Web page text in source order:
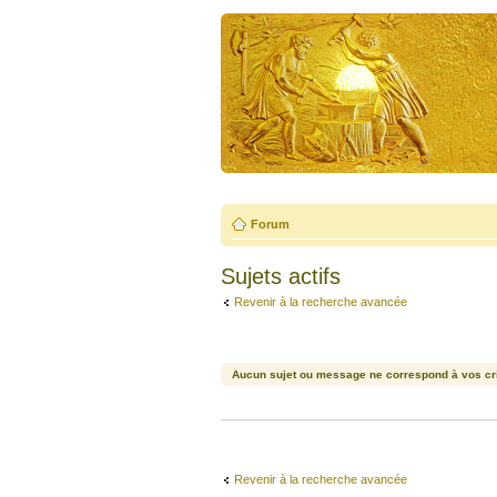
Forum
Sujets actifs
Revenir à la recherche avancée
Aucun sujet ou message ne correspond à vos
Revenir à la recherche avancée